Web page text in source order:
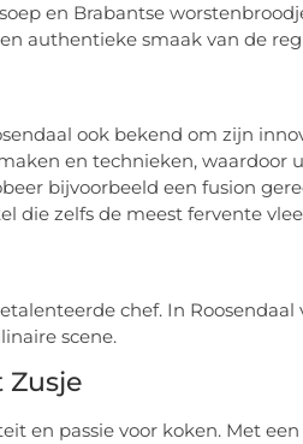
en Brabantse
authentieke smaak van de
ook bekend om zijn
en technieken, waardoor
bijvoorbeeld een fusion
die zelfs de meest fervente
chef. In
scene.
Zusje
en passie voor koken. Met